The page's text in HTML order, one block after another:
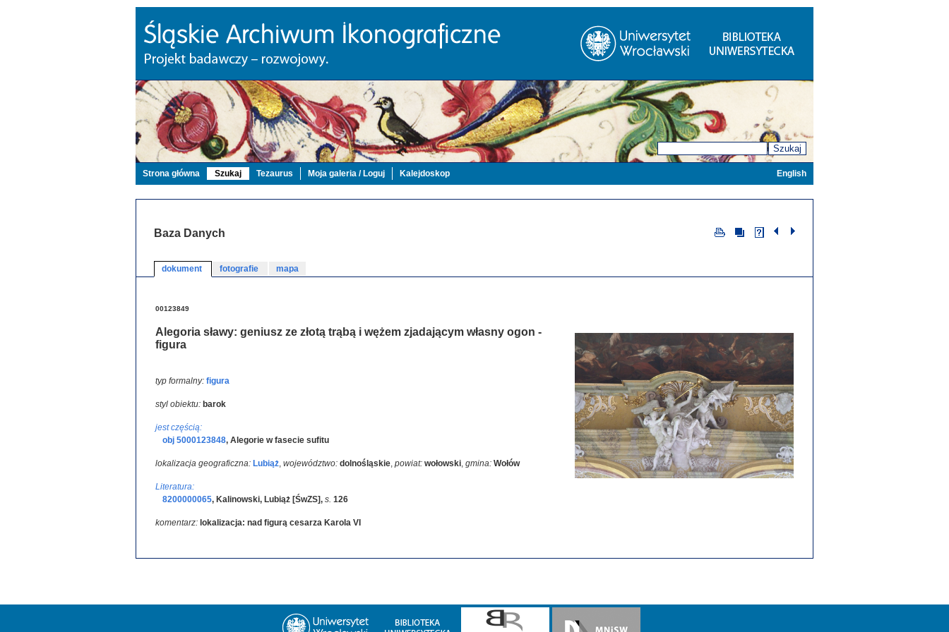
Szukaj
Strona główna Szukaj Tezaurus Moja galeria / Loguj Kalejdoskop English
Baza Danych
dokument fotografie mapa
00123849
Alegoria sławy: geniusz ze złotą trąbą i wężem zjadającym własny ogon -
figura
typ formalny: figura
styl obiektu: barok
jest częścią:
obj 5000123848, Alegorie w fasecie sufitu
lokalizacja geograficzna: Lubiąż, województwo: dolnośląskie, powiat: wołowski, gmina: Wołów
Literatura:
8200000065, Kalinowski, Lubiąż [ŚwZS], s. 126
komentarz: lokalizacja: nad figurą cesarza Karola VI